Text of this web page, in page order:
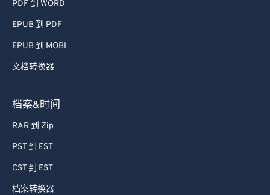
PDF 到 WORD
EPUB 到 PDF
EPUB 到 MOBI
文档转换器
档案&时间
RAR 到 Zip
PST 到 EST
CST 到 EST
档案转换器